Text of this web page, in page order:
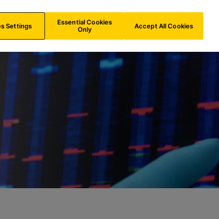
AT/DE
Settings
Essential Cookies
Only
Accept All Cookies